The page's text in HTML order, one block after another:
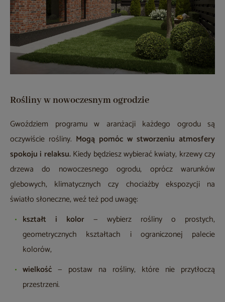
Rośliny w nowoczesnym ogrodzie
Gwoździem programu w aranżacji każdego ogrodu są
oczywiście rośliny. Mogą pomóc w stworzeniu atmosfery
spokoju i relaksu.Kiedy będziesz wybierać kwiaty, krzewy czy
drzewa do nowoczesnego ogrodu, oprócz warunków
glebowych, klimatycznych czy chociażby ekspozycji na
światło słoneczne, weź też pod uwagę:
kształt i kolor — wybierz rośliny o prostych,
geometrycznych kształtach i ograniczonej palecie
kolorów,
wielkość — postaw na rośliny, które nie przytłoczą
przestrzeni.